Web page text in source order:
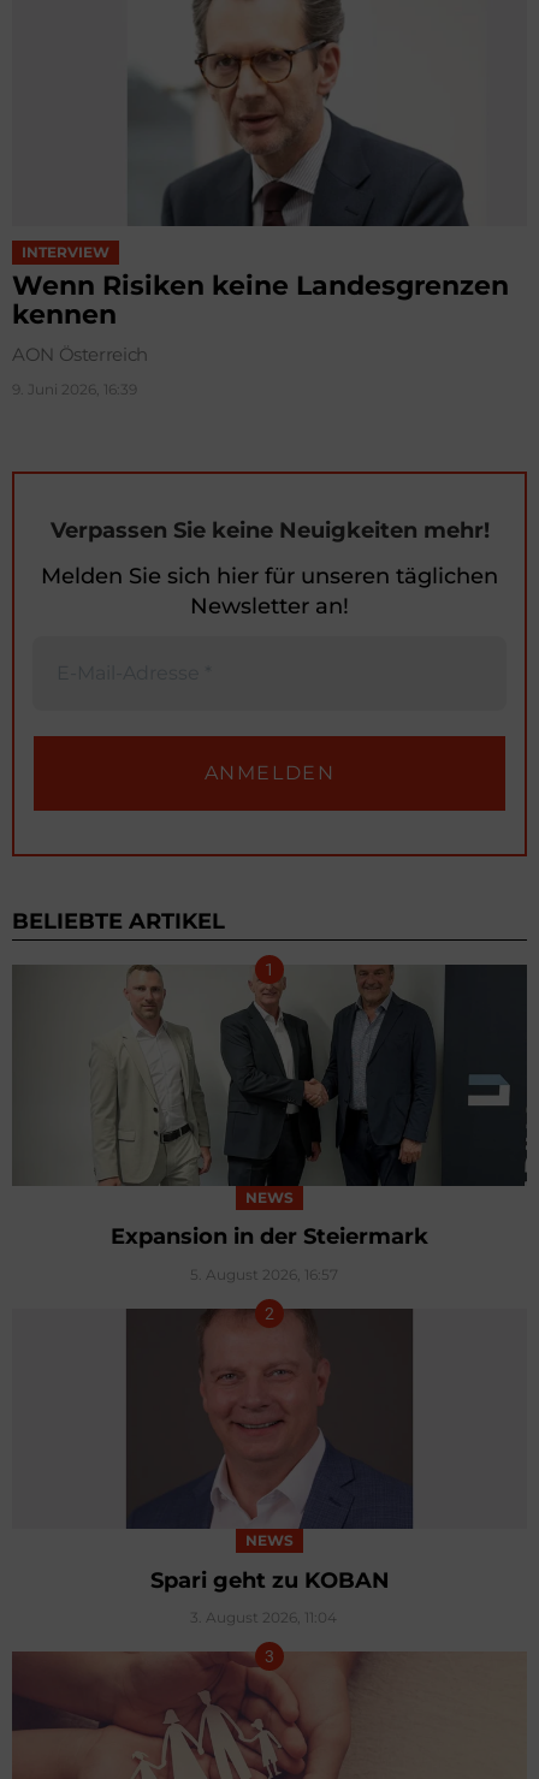
INTERVIEW
Wenn Risiken keine Landesgrenzen
kennen
AON Österreich
9. Juni 2026, 16:39
Verpassen Sie keine Neuigkeiten mehr!
Melden Sie sich hier für unseren täglichen
Newsletter an!
BELIEBTE ARTIKEL
NEWS
Expansion in der Steiermark
5. August 2026, 16:57
NEWS
Spari geht zu KOBAN
3. August 2026, 11:04